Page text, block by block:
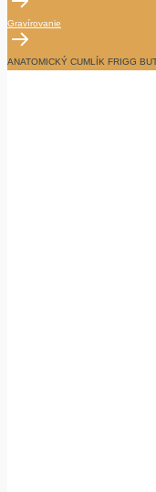
Gravírovanie
ANATOMICKÝ CUMLÍK FRIGG